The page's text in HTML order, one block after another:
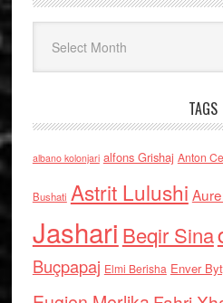
TAGS
albano kolonjari alfons Grishaj Anton
Bushati Astrit Lulushi
Jashari Beqir Sina
Buçpapaj Elmi Berisha Enver